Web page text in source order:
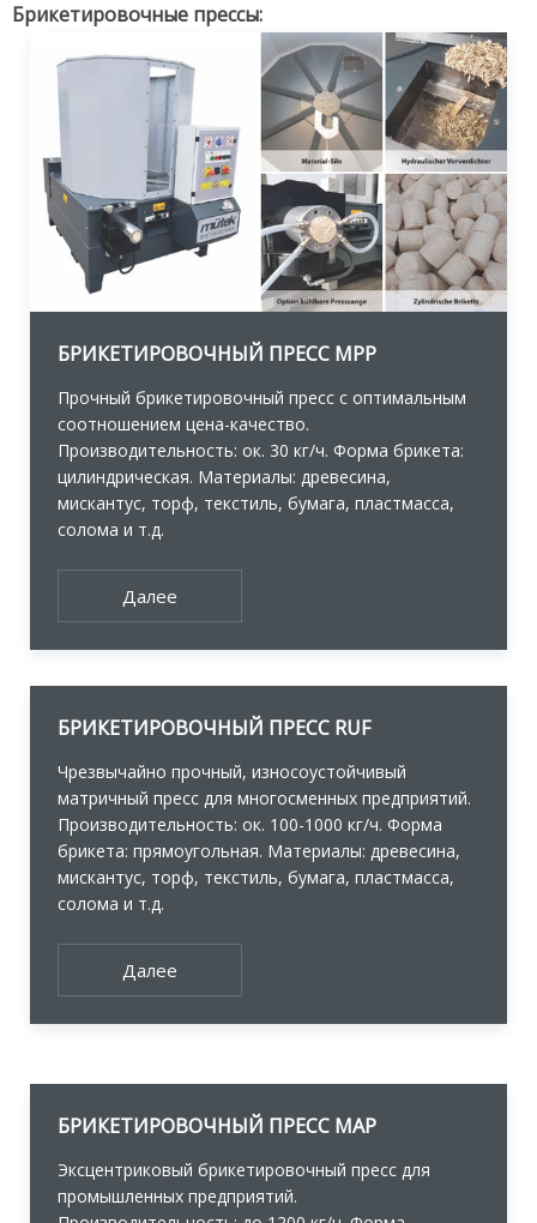
Брикетировочные прессы:
БРИКЕТИРОВОЧНЫЙ ПРЕСС MPP
Прочный брикетировочный пресс с оптимальным
соотношением цена-качество.
Производительность: ок. 30 кг/ч. Форма брикета:
цилиндрическая. Материалы: древесина,
мискантус, торф, текстиль, бумага, пластмасса,
солома и т.д.
Далее
БРИКЕТИРОВОЧНЫЙ ПРЕСС RUF
Чрезвычайно прочный, износоустойчивый
матричный пресс для многосменных предприятий.
Производительность: ок. 100-1000 кг/ч. Форма
брикета: прямоугольная. Материалы: древесина,
мискантус, торф, текстиль, бумага, пластмасса,
солома и т.д.
Далее
БРИКЕТИРОВОЧНЫЙ ПРЕСС MAP
Эксцентриковый брикетировочный пресс для
промышленных предприятий.